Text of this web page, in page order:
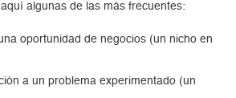
algunas de las más frecuentes:
oportunidad de negocios (un nicho en
a un problema experimentado (un